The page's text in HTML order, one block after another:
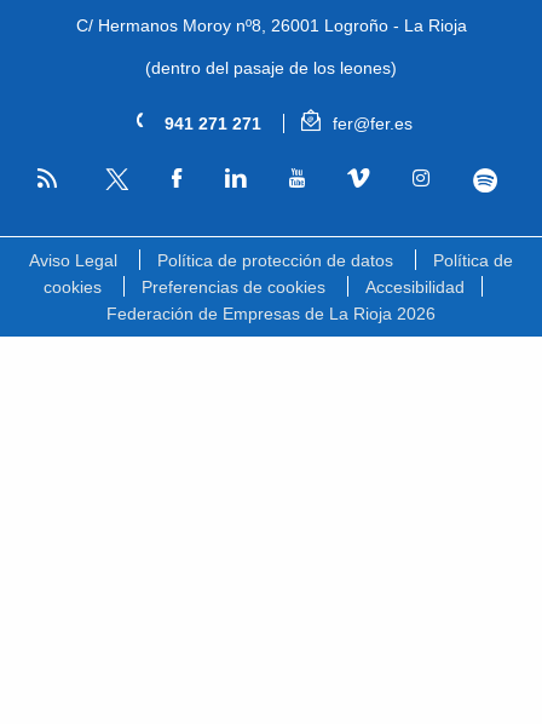
C/ Hermanos Moroy nº8, 26001 Logroño - La Rioja
(dentro del pasaje de los leones)
941 271 271 fer@fer.es
RSS
Aviso Legal Política de protección de datos
Política de
cookies
Preferencias de cookies
Accesibilidad
Federación de Empresas de La Rioja 2026